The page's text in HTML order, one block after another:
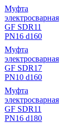
Муфта
электросварная
GF SDR11
PN16 d160
Муфта
электросварная
GF SDR17
PN10 d160
Муфта
электросварная
GF SDR11
PN16 d180